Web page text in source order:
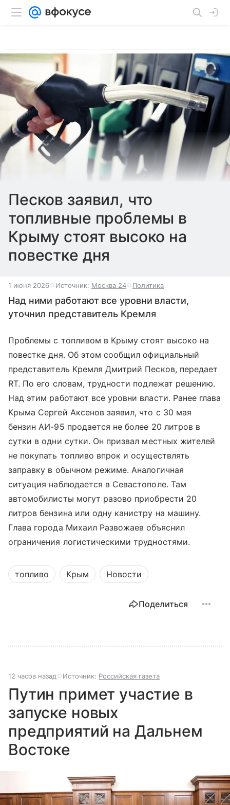
Песков заявил, что
топливные проблемы в
Крыму стоят высоко на
повестке дня
1 июня 2026 Источник: Москва 24 Политика
Над ними работают все уровни власти,
уточнил представитель Кремля
Проблемы с топливом в Крыму стоят высоко на
повестке дня. Об этом сообщил официальный
представитель Кремля Дмитрий Песков, передает
RT. По его словам, трудности подлежат решению.
Над этим работают все уровни власти. Ранее глава
Крыма Сергей Аксенов заявил, что с 30 мая
бензин АИ-95 продается не более 20 литров в
сутки в одни сутки. Он призвал местных жителей
не покупать топливо впрок и осуществлять
заправку в обычном режиме. Аналогичная
ситуация наблюдается в Севастополе. Там
автомобилисты могут разово приобрести 20
литров бензина или одну канистру на машину.
Глава города Михаил Развожаев объяснил
ограничения логистическими трудностями.
топливо Крым Новости
Поделиться
12 часов назад Источник: Российская газета
Путин примет участие в
запуске новых
предприятий на Дальнем
Востоке